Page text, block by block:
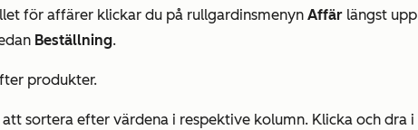
för affärer klickar du på rullgardinsmenyn Affär längst upp
Beställning.
produkter.
sortera efter värdena i respektive kolumn. Klicka och dra i